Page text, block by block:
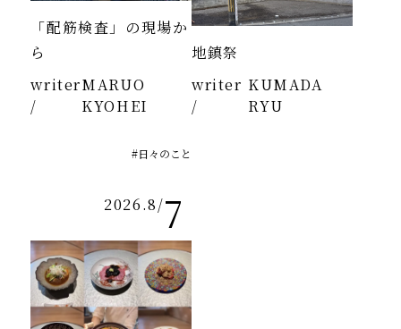
「配筋検査」の現場か
ら
writer
/
MARUO
KYOHEI
地鎮祭
writer
/
KUMADA
RYU
2026.8/7
#日々のこと